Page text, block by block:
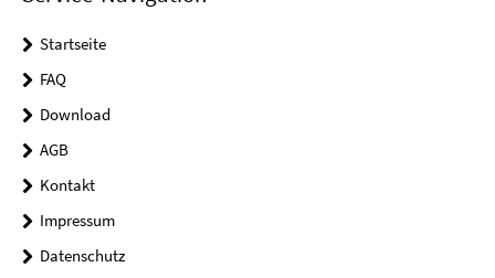
Startseite
FAQ
Download
AGB
Kontakt
Impressum
Datenschutz